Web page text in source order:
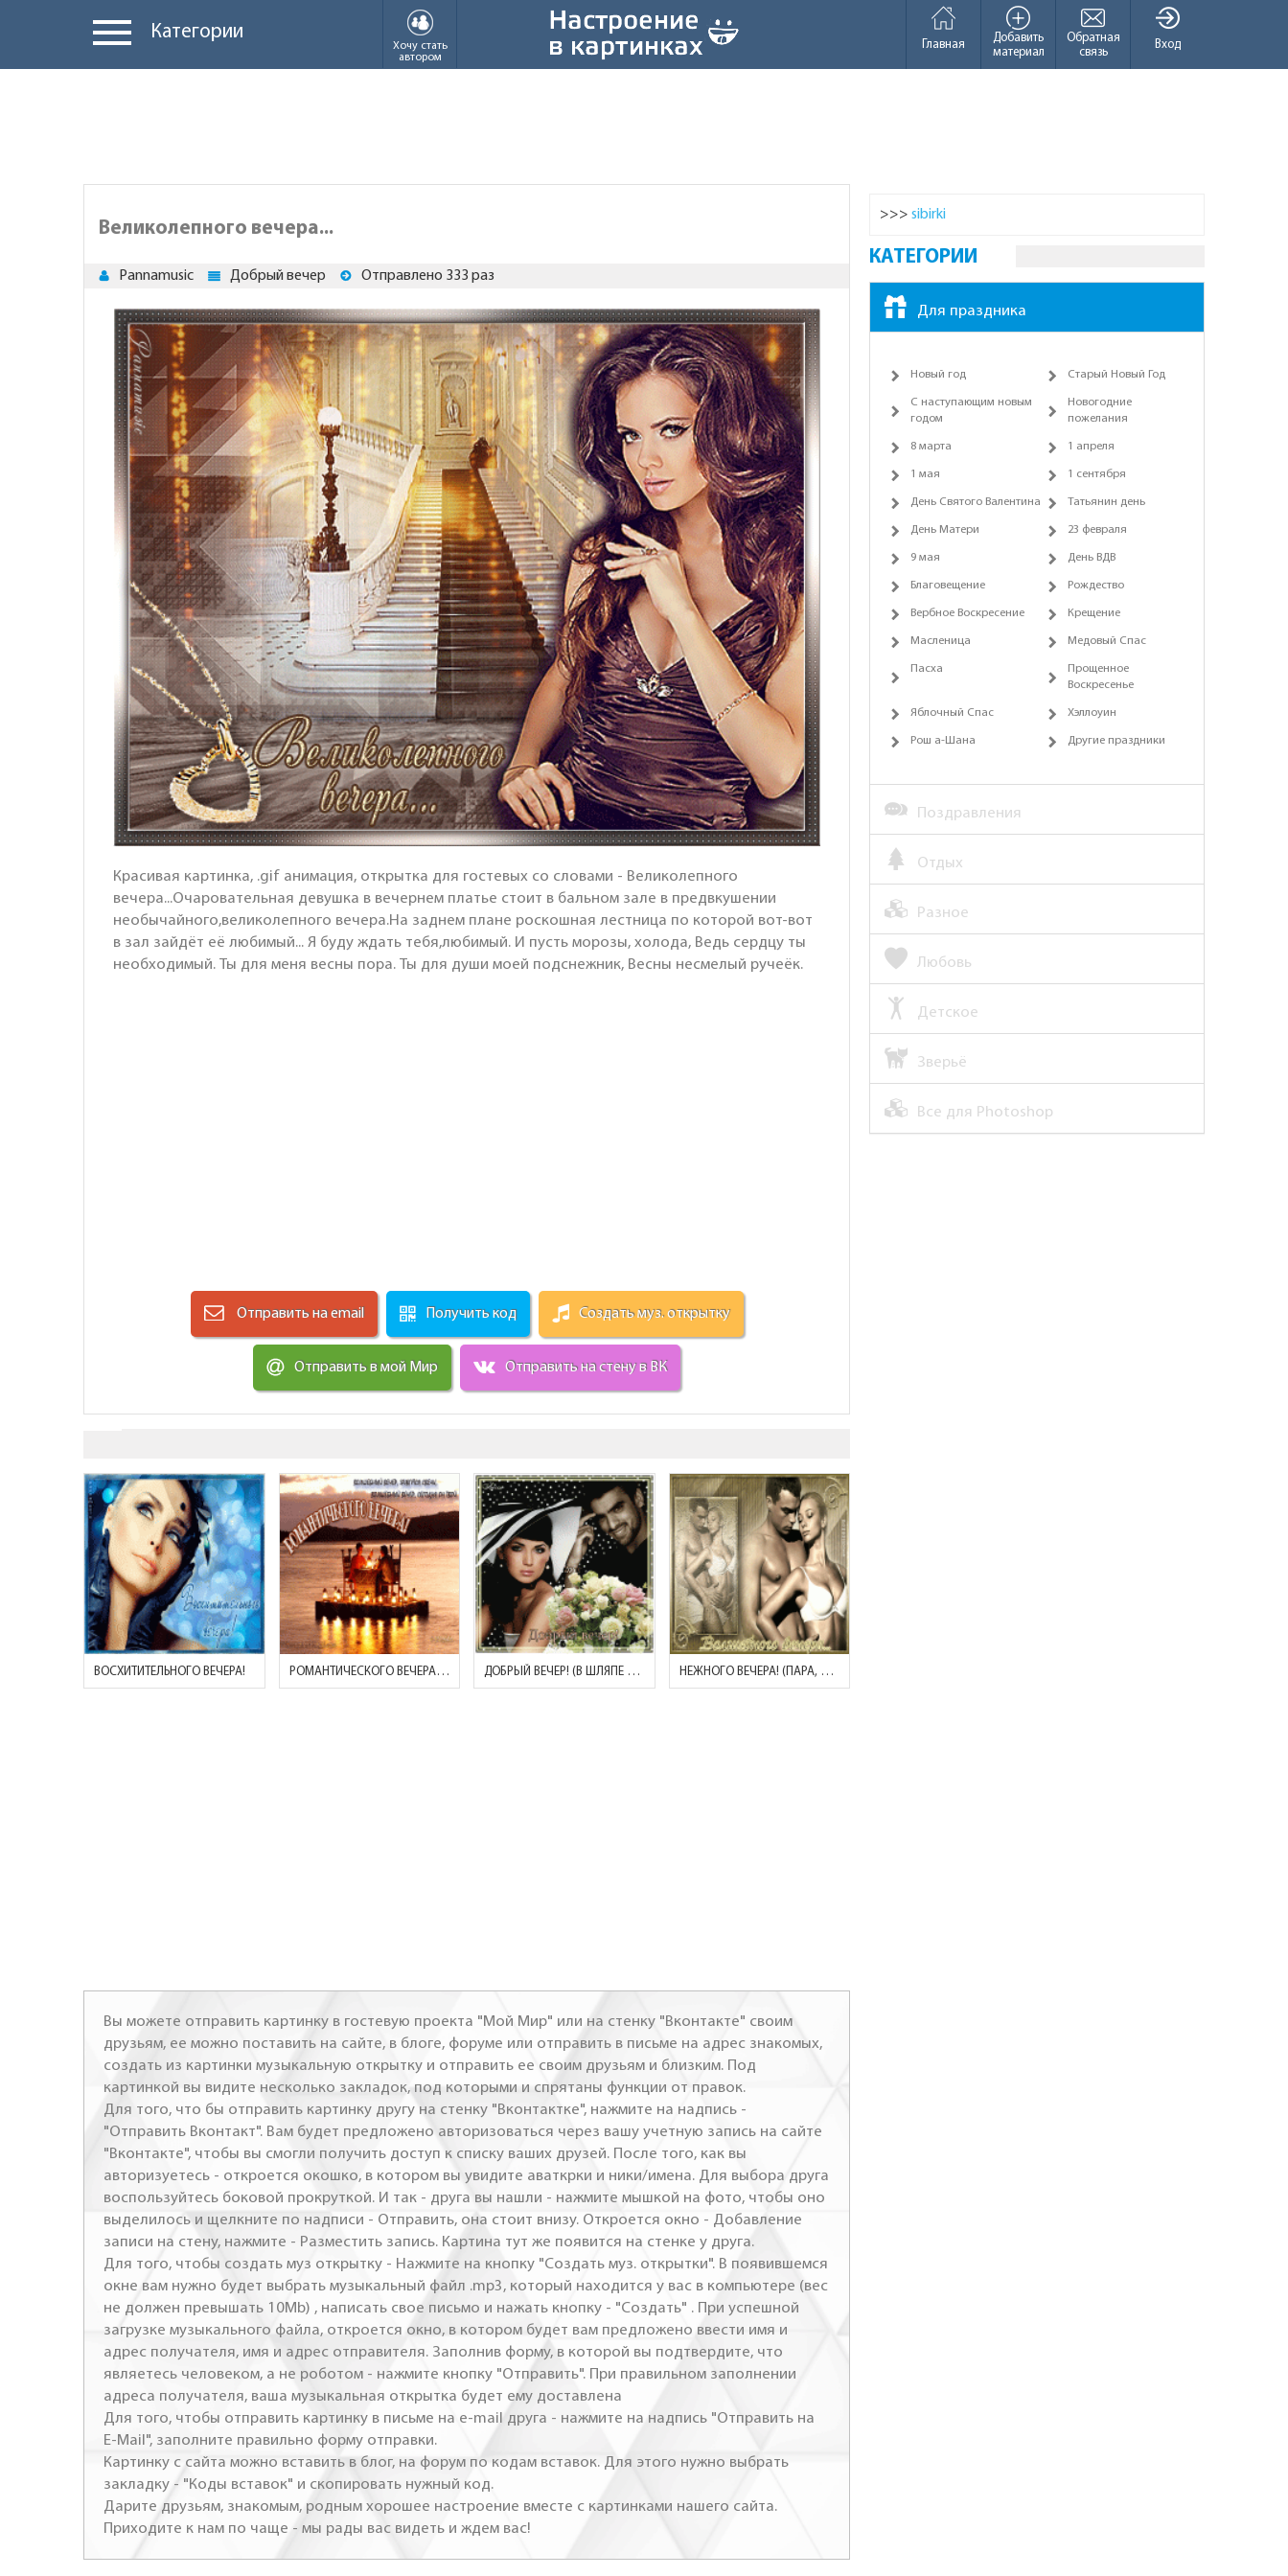
Категории
Хочу стать
автором
Вход
Обратная
связь
Добавить
материал
Главная
Великолепного вечера...
Pannamusic Добрый вечер Отправлено 333 раз
Красивая картинка, .gif анимация, открытка для гостевых со словами - Великолепного
вечера...Очаровательная девушка в вечернем платье стоит в бальном зале в предвкушении
необычайного,великолепного вечера.На заднем плане роскошная лестница по которой вот-вот
в зал зайдёт её любимый... Я буду ждать тебя,любимый. И пусть морозы, холода, Ведь сердцу ты
необходимый. Ты для меня весны пора. Ты для души моей подснежник, Весны несмелый ручеёк.
Отправить на email Получить код Создать муз. открытку
Отправить в мой Мир Отправить на стену в ВК
ВОСХИТИТЕЛЬНОГО ВЕЧЕРА! РОМАНТИЧЕСКОГО ВЕЧЕРА! (ВОЛШЕБНЫЙ ВЕЧЕР, ЗАЖГУТСЯ СВЕЧИ..) ДОБРЫЙ ВЕЧЕР! (В ШЛЯПЕ И С БУКЕТОМ) НЕЖНОГО ВЕЧЕРА! (ПАРА, ЛЮБОВЬ)
Вы можете отправить картинку в гостевую проекта "Мой Мир" или на стенку "Вконтакте" своим
друзьям, ее можно поставить на сайте, в блоге, форуме или отправить в письме на адрес знакомых,
создать из картинки музыкальную открытку и отправить ее своим друзьям и близким. Под
картинкой вы видите несколько закладок, под которыми и спрятаны функции от правок.
Для того, что бы отправить картинку другу на стенку "Вконтактке", нажмите на надпись -
"Отправить Вконтакт". Вам будет предложено авторизоваться через вашу учетную запись на сайте
"Вконтакте", чтобы вы смогли получить доступ к списку ваших друзей. После того, как вы
авторизуетесь - откроется окошко, в котором вы увидите аваткрки и ники/имена. Для выбора друга
воспользуйтесь боковой прокруткой. И так - друга вы нашли - нажмите мышкой на фото, чтобы оно
выделилось и щелкните по надписи - Отправить, она стоит внизу. Откроется окно - Добавление
записи на стену, нажмите - Разместить запись. Картина тут же появится на стенке у друга.
Для того, чтобы создать муз открытку - Нажмите на кнопку "Создать муз. открытки". В появившемся
окне вам нужно будет выбрать музыкальный файл .mp3, который находится у вас в компьютере (вес
не должен превышать 10Mb) , написать свое письмо и нажать кнопку - "Создать" . При успешной
загрузке музыкального файла, откроется окно, в котором будет вам предложено ввести имя и
адрес получателя, имя и адрес отправителя. Заполнив форму, в которой вы подтвердите, что
являетесь человеком, а не роботом - нажмите кнопку "Отправить". При правильном заполнении
адреса получателя, ваша музыкальная открытка будет ему доставлена
Для того, чтобы отправить картинку в письме на e-mail друга - нажмите на надпись "Отправить на
E-Mail", заполните правильно форму отправки.
Картинку с сайта можно вставить в блог, на форум по кодам вставок. Для этого нужно выбрать
закладку - "Коды вставок" и скопировать нужный код.
Дарите друзьям, знакомым, родным хорошее настроение вместе с картинками нашего сайта.
Приходите к нам по чаще - мы рады вас видеть и ждем вас!
>>> sibirki
КАТЕГОРИИ
Для праздника
Новый год Старый Новый Год
С наступающим новым
годом
Новогодние
пожелания
8 марта 1 апреля
1 мая 1 сентября
День Святого Валентина Татьянин день
День Матери 23 февраля
9 мая День ВДВ
Благовещение Рождество
Вербное Воскресение Крещение
Масленица Медовый Спас
Пасха
Прощенное
Воскресенье
Яблочный Спас Хэллоуин
Рош а-Шана Другие праздники
Поздравления
Отдых
Разное
Любовь
Детское
Зверьё
Все для Photoshop